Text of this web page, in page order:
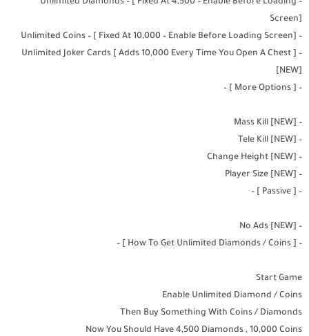
– انضم إلى ناد أو أنشئ ناديك الخاص لجعل فريقك مشهورًا!
– سجل وشارك ألعابك وتشكيلاتك ، واطلع على ألعاب الآخرين لتصبح
– كل شخصية لها نقاط قوتها وضعفها: جربها جميعًا لترى أيها هو الأفضل
لك!
الكمائن!
الان عبر موقعنا PlaYalandroiD متجر بلاي ، android store يمكنكم
العاب مهكرة، تطبيقات اندرويد بريميوم ، مجاناً يتم مراجعة الألعاب
والبرامج وتحديثات مستمرة اول بأول.
Screen]
– Unlimited Coins – [ Fixed At 10,000 – Enable Before Loading Screen]
– Unlimited Joker Cards [ Adds 10,000 Every Time You Open A Chest ]
[NEW]
– [ More Options ] –
– Mass Kill [NEW]
– Tele Kill [NEW]
– Change Height [NEW]
– Player Size [NEW]
– [ Passive ] –
– No Ads [NEW]
– [ How To Get Unlimited Diamonds / Coins ] –
Start Game
Enable Unlimited Diamond / Coins
Then Buy Something With Coins / Diamonds
Now You Should Have 4,500 Diamonds , 10,000 Coins